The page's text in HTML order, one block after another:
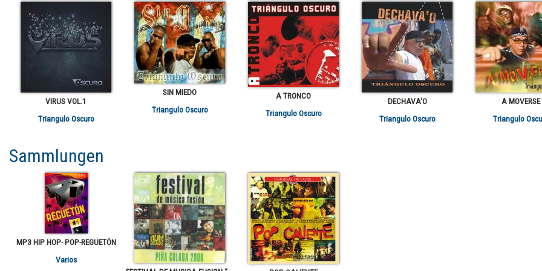
VIRUS VOL.1
Triangulo Oscuro
SIN MIEDO
Triangulo Oscuro
A TRONCO
Triangulo Oscuro
DECHAVA'O
Triangulo Oscuro
A MOVERSE
Triangulo
Sammlungen
MP3 HIP HOP- POP-REGUETÓN
Varios